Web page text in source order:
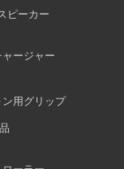
ピーカー
ージャー
用グリップ